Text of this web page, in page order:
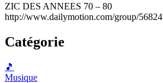
ZIC DES ANNEES 70 – 80
http://www.dailymotion.com/group/56824
Catégorie
🎵
Musique